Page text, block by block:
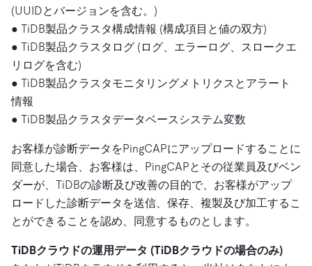
(UUIDとバージョンを含む。)
● TiDB製品クラスタ構成情報 (構成項目と値の双方)
● TiDB製品クラスタログ (ログ、エラーログ、スロークエ
リログを含む)
● TiDB製品クラスタモニタリングメトリクスとアラート
情報
● TiDB製品クラスタデータベースシステム変数
お客様が診断データをPingCAPにアップロードすることに
同意した場合、お客様は、PingCAPとその従業員及びベン
ダーが、TiDBの診断及び改善の目的で、お客様がアップ
ロードした診断データを送信、保存、複製及び加工するこ
とができることを認め、同意するものとします。
TiDBクラウドの運用データ (TiDBクラウドの場合のみ)